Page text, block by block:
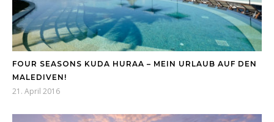
FOUR SEASONS KUDA HURAA – MEIN URLAUB AUF DEN
MALEDIVEN!
21. April 2016